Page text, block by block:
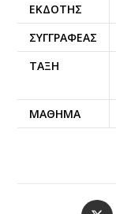
ΕΚΔΌΤΗΣ
ΣΥΓΓΡΑΦΈΑΣ
ΤΆΞΗ
ΜΆΘΗΜΑ